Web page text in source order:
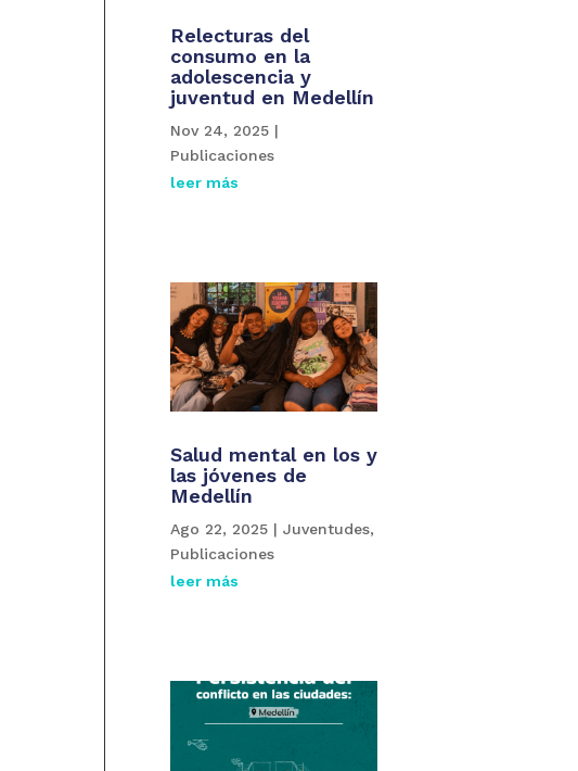
Relecturas del
consumo en la
adolescencia y
juventud en Medellín
Nov 24, 2025 |
Publicaciones
leer más
Salud mental en los y
las jóvenes de
Medellín
Ago 22, 2025 |Juventudes,
Publicaciones
leer más